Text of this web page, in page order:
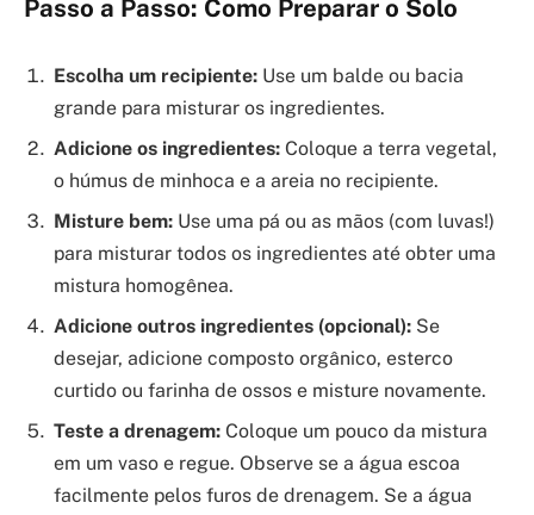
Passo a Passo: Como Preparar o Solo
Escolha um recipiente: Use um balde ou bacia
grande para misturar os ingredientes.
Adicione os ingredientes: Coloque a terra vegetal,
o húmus de minhoca e a areia no recipiente.
Misture bem: Use uma pá ou as mãos (com luvas!)
para misturar todos os ingredientes até obter uma
mistura homogênea.
Adicione outros ingredientes (opcional): Se
desejar, adicione composto orgânico, esterco
curtido ou farinha de ossos e misture novamente.
Teste a drenagem: Coloque um pouco da mistura
em um vaso e regue. Observe se a água escoa
facilmente pelos furos de drenagem. Se a água